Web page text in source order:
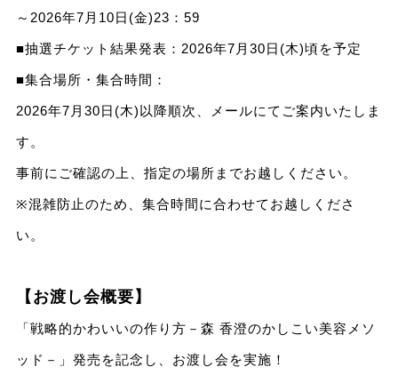
～2026年7月10日(金)23：59
■抽選チケット結果発表：2026年7月30日(木)頃を予定
■集合場所・集合時間：
2026年7月30日(木)以降順次、メールにてご案内いたしま
す。
事前にご確認の上、指定の場所までお越しください。
※混雑防止のため、集合時間に合わせてお越しくださ
い。
【お渡し会概要】
「戦略的かわいいの作り方－森 香澄のかしこい美容メソ
ッド－」発売を記念し、お渡し会を実施！